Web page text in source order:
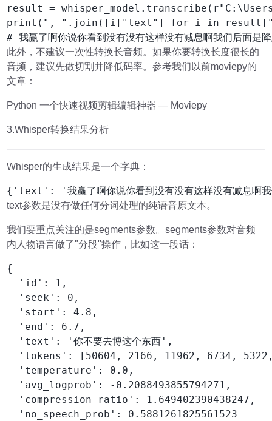
result =
print(", ".join([i["text"] for i in
# 我赢了啊你说你看到没有没有这样没有减息啊我们后
此外，不建议一次性转换长音频。如果你要转换长度很长的
音频，建议先做切割并降低码率。参考我们以前moviepy的
文章：
Python 一个快速视频剪辑编辑神器 — Moviepy
3.Whisper转换结果分析
Whisper的生成结果是一个字典：
{'text': '我赢了啊你说你看到没有没有这样没
text参数是没有做任何分词处理的纯语音原文本。
我们要重点关注的是segments参数。segments参数对音频
内人物语言做了"分段"操作，比如这一段话：
{
'id': 1,
'seek': 0,
'start': 4.8,
'end': 6.7,
'text': '你不要去博这个东西',
'tokens': [50604, 2166, 11962, 6734,
'temperature': 0.0,
'avg_logprob': -0.2088493855794271,
'compression_ratio': 1.649402390438247,
'no_speech_prob': 0.5881261825561523